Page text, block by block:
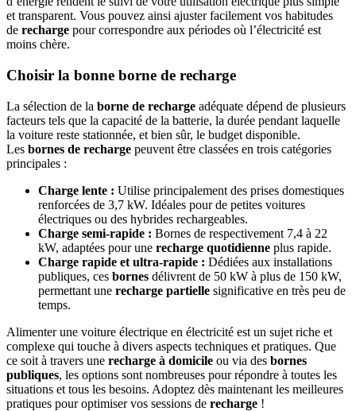
et transparent. Vous pouvez ainsi ajuster facilement vos habitudes
de recharge pour correspondre aux périodes où l’électricité est
moins chère.
Choisir la bonne borne de recharge
La sélection de la borne de recharge adéquate dépend de plusieurs
facteurs tels que la capacité de la batterie, la durée pendant laquelle
la voiture reste stationnée, et bien sûr, le budget disponible.
Les bornes de recharge peuvent être classées en trois catégories
principales :
Charge lente : Utilise principalement des prises domestiques
renforcées de 3,7 kW. Idéales pour de petites voitures
électriques ou des hybrides rechargeables.
Charge semi-rapide : Bornes de respectivement 7,4 à 22
kW, adaptées pour une recharge quotidienne plus rapide.
Charge rapide et ultra-rapide : Dédiées aux installations
publiques, ces bornes délivrent de 50 kW à plus de 150 kW,
permettant une recharge partielle significative en très peu de
temps.
Alimenter une voiture électrique en électricité est un sujet riche et
complexe qui touche à divers aspects techniques et pratiques. Que
ce soit à travers une recharge à domicile ou via des bornes
publiques, les options sont nombreuses pour répondre à toutes les
situations et tous les besoins. Adoptez dès maintenant les meilleures
pratiques pour optimiser vos sessions de recharge !